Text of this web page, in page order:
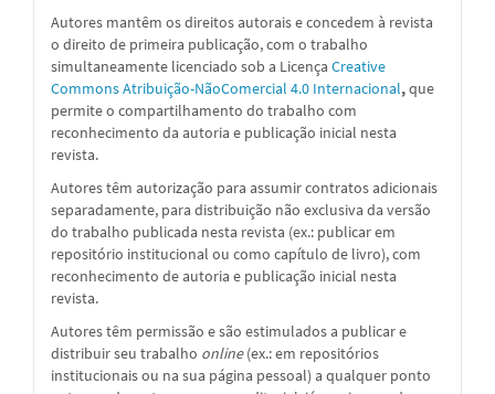
Autores mantêm os direitos autorais e concedem à revista
o direito de primeira publicação, com o trabalho
simultaneamente licenciado sob a Licença Creative
Commons Atribuição-NãoComercial 4.0 Internacional,que
permite o compartilhamento do trabalho com
reconhecimento da autoria e publicação inicial nesta
revista.
Autores têm autorização para assumir contratos adicionais
separadamente, para distribuição não exclusiva da versão
do trabalho publicada nesta revista (ex.: publicar em
repositório institucional ou como capítulo de livro), com
reconhecimento de autoria e publicação inicial nesta
revista.
Autores têm permissão e são estimulados a publicar e
distribuir seu trabalho online(ex.: em repositórios
institucionais ou na sua página pessoal) a qualquer ponto